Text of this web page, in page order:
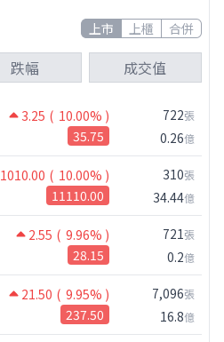
上市 上櫃 合併
跌幅 成交值
3.25 ( 10.00% )
35.75
722張
0.26億
1010.00 ( 10.00% )
11110.00
310張
34.44億
2.55 ( 9.96% )
28.15
721張
0.2億
21.50 ( 9.95% )
237.50
7,096張
16.8億